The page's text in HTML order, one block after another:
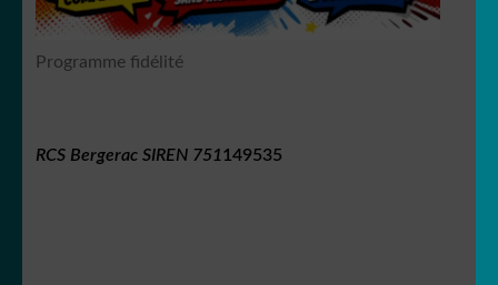
Programme fidélité
RCS Bergerac SIREN 751149535